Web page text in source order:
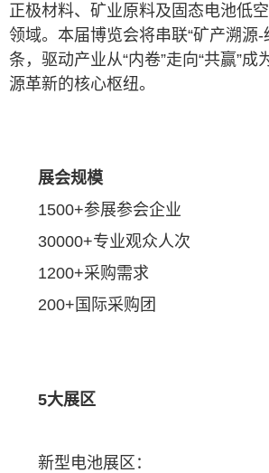
正极材料、矿业原料及固态电池低
领域。本届博览会将串联“矿产溯源-
条，驱动产业从“内卷”走向“共赢”成
源革新的核心枢纽。
展会规模
1500+参展参会企业
30000+专业观众人次
1200+采购需求
200+国际采购团
5大展区
新型电池展区：